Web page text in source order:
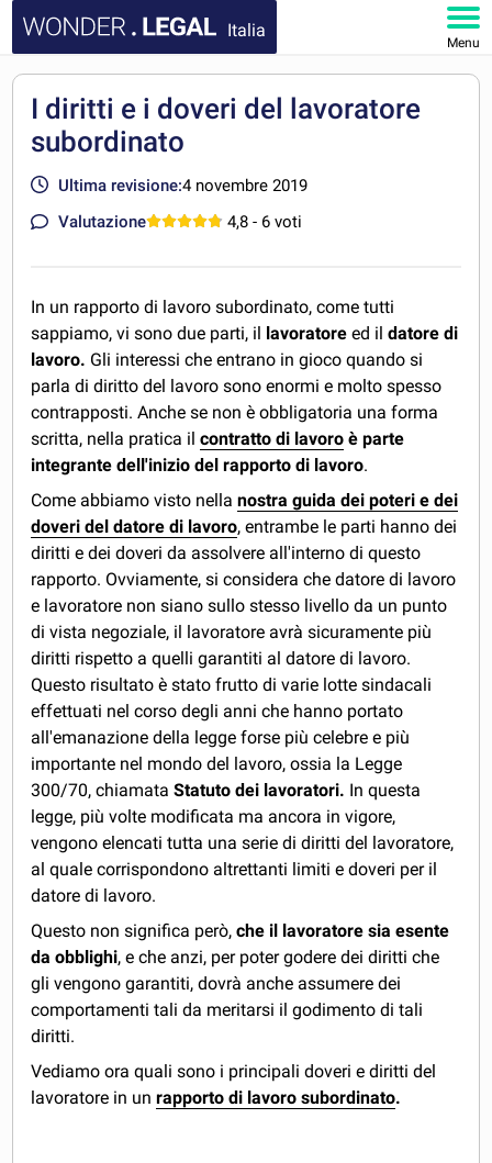
Italia
Menu
DOCUMENTI
FAQ
I diritti e i doveri del lavoratore
subordinato
Ultima revisione:4 novembre 2019
Valutazione
4,8 - 6 voti
In un rapporto di lavoro subordinato, come tutti
sappiamo, vi sono due parti, il lavoratore ed il datore di
lavoro. Gli interessi che entrano in gioco quando si
parla di diritto del lavoro sono enormi e molto spesso
contrapposti. Anche se non è obbligatoria una forma
scritta, nella pratica ilcontratto di lavoro è parte
integrante dell'inizio del rapporto di lavoro.
Come abbiamo visto nellanostra guida dei poteri e dei
doveri del datore di lavoro, entrambe le parti hanno dei
diritti e dei doveri da assolvere all'interno di questo
rapporto. Ovviamente, si considera che datore di lavoro
e lavoratore non siano sullo stesso livello da un punto
di vista negoziale, il lavoratore avrà sicuramente più
diritti rispetto a quelli garantiti al datore di lavoro.
Questo risultato è stato frutto di varie lotte sindacali
effettuati nel corso degli anni che hanno portato
all'emanazione della legge forse più celebre e più
importante nel mondo del lavoro, ossia la Legge
300/70, chiamataStatuto dei lavoratori. In questa
legge, più volte modificata ma ancora in vigore,
vengono elencati tutta una serie di diritti del lavoratore,
al quale corrispondono altrettanti limiti e doveri per il
datore di lavoro.
Questo non significa però,che il lavoratore sia esente
da obblighi, e che anzi, per poter godere dei diritti che
gli vengono garantiti, dovrà anche assumere dei
comportamenti tali da meritarsi il godimento di tali
diritti.
Vediamo ora quali sono i principali doveri e diritti del
lavoratore in unrapporto di lavoro subordinato.